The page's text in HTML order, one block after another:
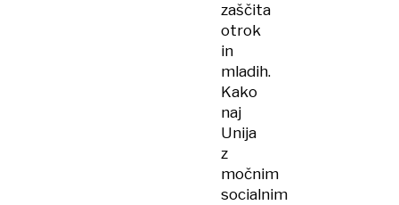
zaščita
otrok
in
mladih.
Kako
naj
Unija
z
močnim
socialnim